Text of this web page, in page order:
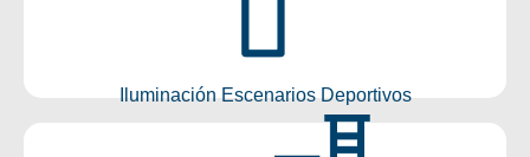
Iluminación Escenarios Deportivos